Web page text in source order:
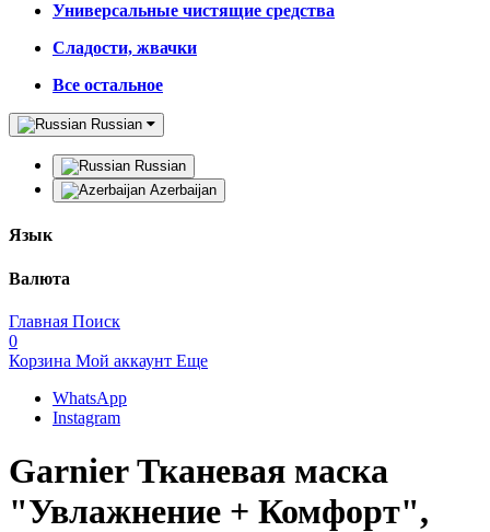
Универсальные чистящие средства
Сладости, жвачки
Все остальное
Russian
Russian
Azerbaijan
Язык
Валюта
Главная Поиск
0
Корзина Мой аккаунт Еще
WhatsApp
Instagram
Garnier Тканевая маска
"Увлажнение + Комфорт",